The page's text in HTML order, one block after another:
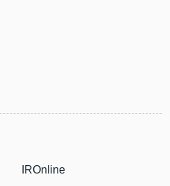
IROnline